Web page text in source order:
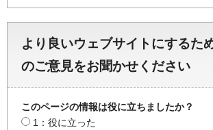
より良いウェブサイトにするた
のご意見をお聞かせください
このページの情報は役に立ちましたか？
1：役に立った